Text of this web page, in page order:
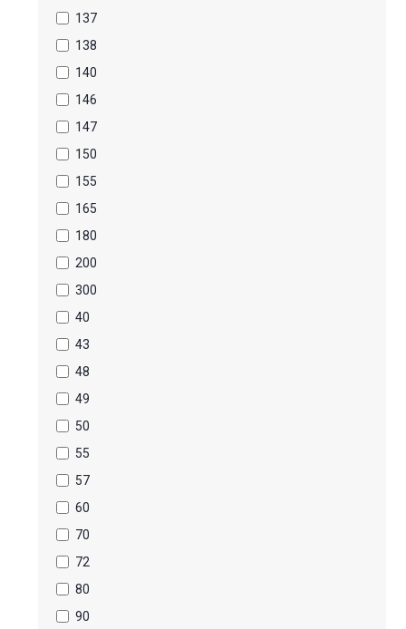
137
138
140
146
147
150
155
165
180
200
300
40
43
48
49
50
55
57
60
70
72
80
90